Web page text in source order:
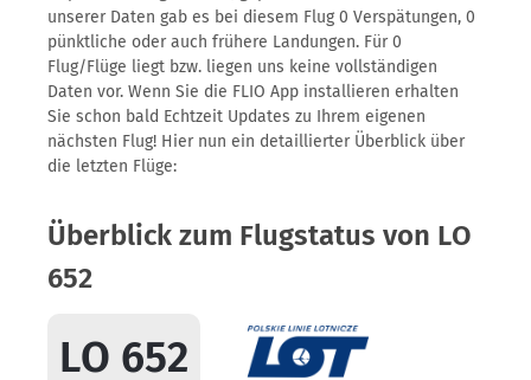
unserer Daten gab es bei diesem Flug 0 Verspätungen, 0
pünktliche oder auch frühere Landungen. Für 0
Flug/Flüge liegt bzw. liegen uns keine vollständigen
Daten vor. Wenn Sie die FLIO App installieren erhalten
Sie schon bald Echtzeit Updates zu Ihrem eigenen
nächsten Flug! Hier nun ein detaillierter Überblick über
die letzten Flüge:
Überblick zum Flugstatus von LO
652
LO 652